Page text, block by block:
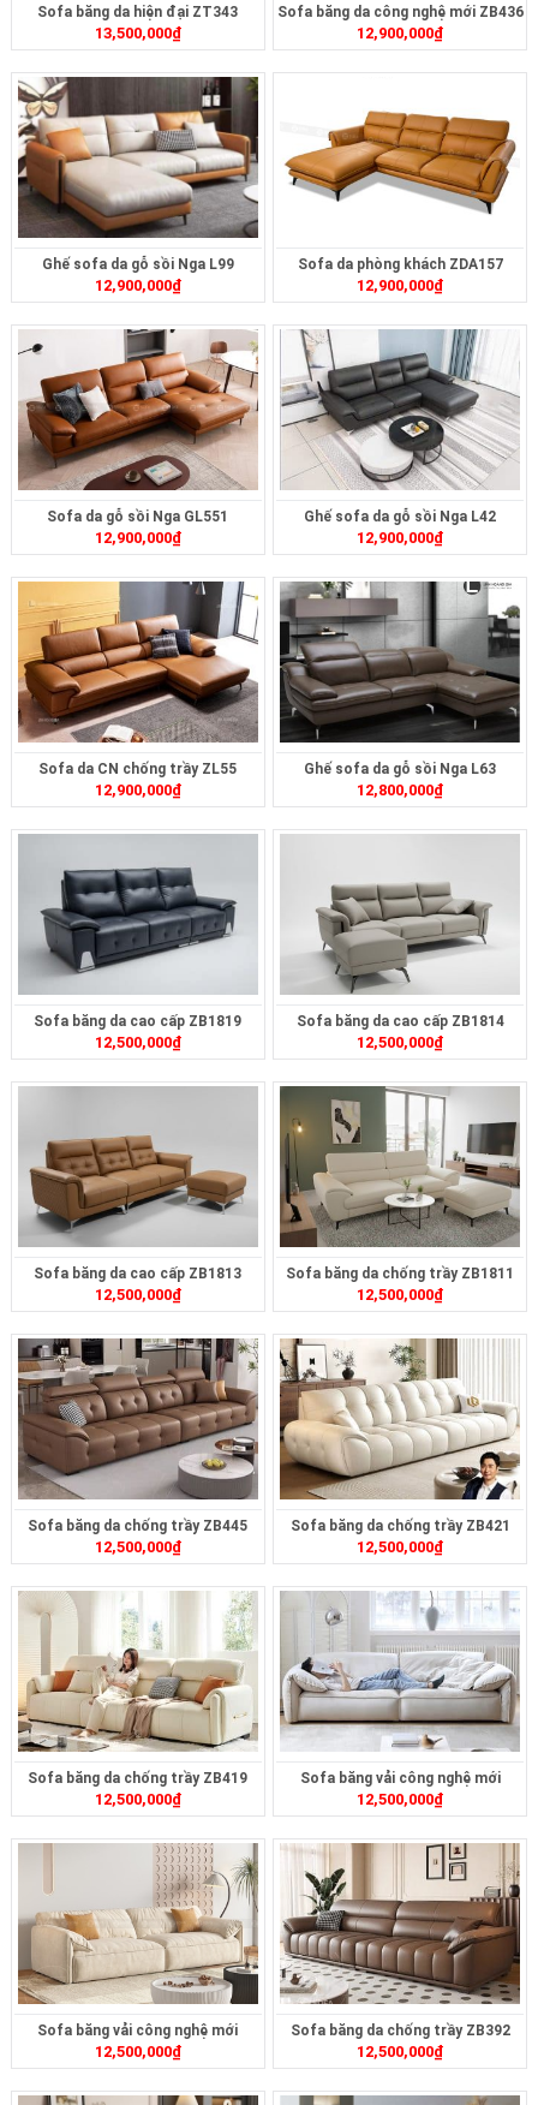
Sofa băng da hiện đại ZT343
13,500,000₫
Sofa băng da công nghệ mới ZB436
12,900,000₫
Ghế sofa da gỗ sồi Nga L99
12,900,000₫
Sofa da phòng khách ZDA157
12,900,000₫
Sofa da gỗ sồi Nga GL551
12,900,000₫
Ghế sofa da gỗ sồi Nga L42
12,900,000₫
Sofa da CN chống trầy ZL55
12,900,000₫
Ghế sofa da gỗ sồi Nga L63
12,800,000₫
Sofa băng da cao cấp ZB1819
12,500,000₫
Sofa băng da cao cấp ZB1814
12,500,000₫
Sofa băng da cao cấp ZB1813
12,500,000₫
Sofa băng da chống trầy ZB1811
12,500,000₫
Sofa băng da chống trầy ZB445
12,500,000₫
Sofa băng da chống trầy ZB421
12,500,000₫
Sofa băng da chống trầy ZB419
12,500,000₫
Sofa băng vải công nghệ mới
ZB450
12,500,000₫
Sofa băng vải công nghệ mới
ZB406
12,500,000₫
Sofa băng da chống trầy ZB392
12,500,000₫